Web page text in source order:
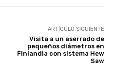
ARTÍCULO SIGUIENTE
Visita a un aserrado de
pequeños diámetros en
Finlandia con sistema Hew
Saw